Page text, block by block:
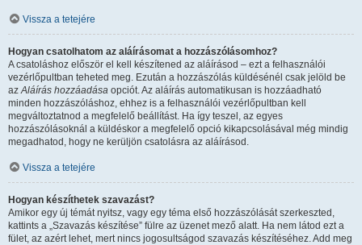
Vissza a tetejére
Hogyan csatolhatom az aláírásomat a hozzászólásomhoz?
A csatoláshoz először el kell készítened az aláírásod – ezt a felhasználói
vezérlőpultban teheted meg. Ezután a hozzászólás küldésénél csak jelöld be
azAláírás hozzáadása opciót. Az aláírás automatikusan is hozzáadható
minden hozzászóláshoz, ehhez is a felhasználói vezérlőpultban kell
megváltoztatnod a megfelelő beállítást. Ha így teszel, az egyes
hozzászólásoknál a küldéskor a megfelelő opció kikapcsolásával még mindig
megadhatod, hogy ne kerüljön csatolásra az aláírásod.
Vissza a tetejére
Hogyan készíthetek szavazást?
Amikor egy új témát nyitsz, vagy egy téma első hozzászólását szerkeszted,
kattints a „Szavazás készítése” fülre az üzenet mező alatt. Ha nem látod ezt a
fület, az azért lehet, mert nincs jogosultságod szavazás készítéséhez. Add meg